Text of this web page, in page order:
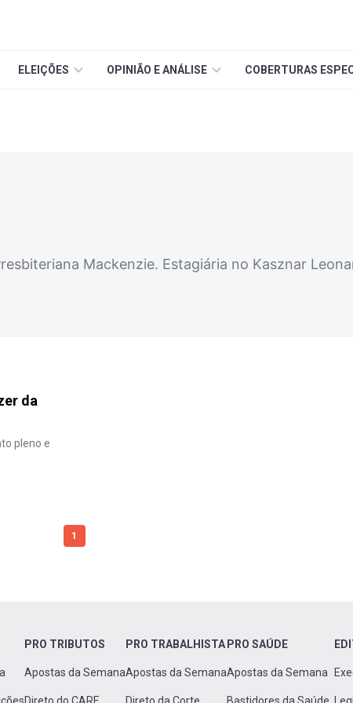
ELEIÇÕES OPINIÃO E ANÁLISE COBERTURAS
Mackenzie. Estagiária no Kasznar
da
pleno e
1
PRO TRIBUTOS
Apostas da Semana
PRO TRABALHISTA
Apostas da Semana
PRO SAÚDE
Apostas da Semana